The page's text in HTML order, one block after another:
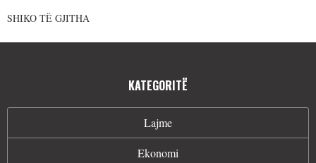
SHIKO TË GJITHA
KATEGORITË
Lajme
Ekonomi